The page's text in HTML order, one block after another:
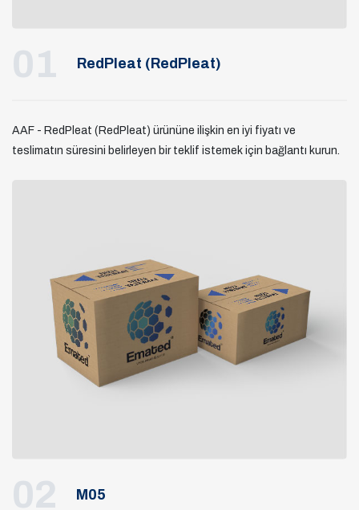
01 RedPleat (RedPleat)
AAF - RedPleat (RedPleat) ürününe ilişkin en iyi fiyatı ve
teslimatın süresini belirleyen bir teklif istemek için bağlantı kurun.
02 M05